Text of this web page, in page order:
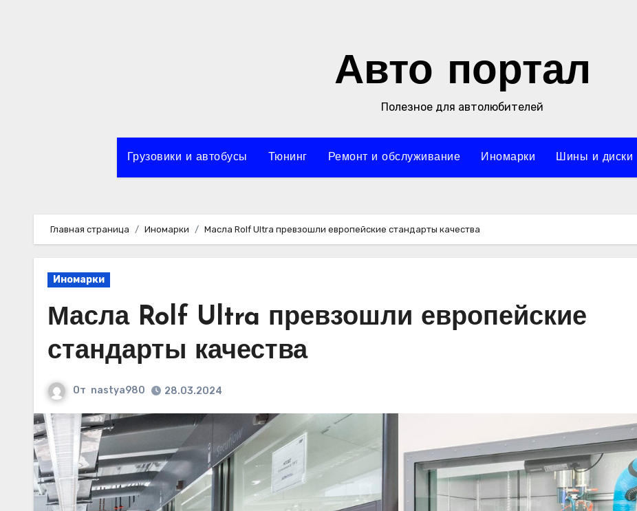
Авто портал
Полезное для автолюбителей
Грузовики и автобусы Тюнинг Ремонт и обслуживание Иномарки Шины и диски
Главная страница Иномарки Масла Rolf Ultra превзошли европейские стандарты качества
Иномарки
Масла Rolf Ultra превзошли европейские
стандарты качества
От nastya980 28.03.2024